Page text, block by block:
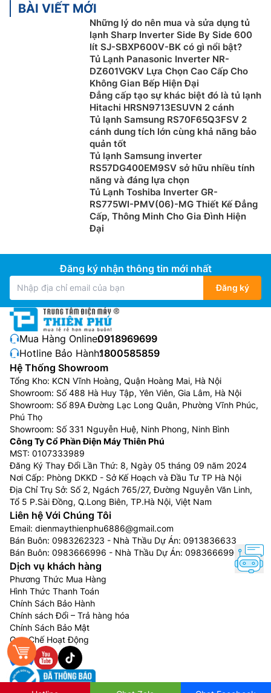
Linear Cooling™ bảo quản thực phẩm tươi
Công nghệ LinearCooling mang đến bước tiến mới
trong việc bảo quản thực phẩm với khả năng kiểm
soát nhiệt độ chính xác, duy trì mức dao động nhiệt
độ trong khoảng ±0.5 độ C, nhờ đó, giữ lại hương vị
tươi ngon lên đến 7 ngày cho thực phẩm của bạn. Với
F61BMD, bạn sẽ hoàn toàn an tâm
khi được sử dụng những thực phẩm tươi ngon nhất dù
không có thời gian đi chợ mua sắm hàng ngày.
Công nghệ làm lạnh từ cửa DoorCooling⁺™
Phía trêntủ lạnh LG giá rẻF61BMD được thiết kế các
lỗ thông hơi ở trần phía trước đưa không khí lạnh đến
thực phẩm được bảo quản trong các giá đỡ ở phía
trên, công nghệ này bắt đầu 15 giây sau khi đóng cửa
lại.
Diệt vi khuẩn và khử mùi Hygiene Fresh⁺™
Tủ lạnh LG trên 607 lít F61BMD còn được trang bị bộ
lọc kháng khuẩn, khử mùi Hygiene Fresh⁺™ loại bỏ và
ngăn sự phát triển của vi khuẩn, nấm mốc; giúp không
khí bên trong tủ luôn tươi mát, trong lành, đảm bảo an
BÀI VIẾT MỚI
Những lý do nên mua và sửa dụng tủ
lạnh Sharp Inverter Side By Side 600
lít SJ-SBXP600V-BK có gì nổi bật?
Tủ Lạnh Panasonic Inverter NR-
DZ601VGKV Lựa Chọn Cao Cấp Cho
Không Gian Bếp Hiện Đại
Đẳng cấp tạo sự khác biệt đó là tủ lạnh
Hitachi HRSN9713ESUVN 2 cánh
Tủ lạnh Samsung RS70F65Q3FSV 2
cánh dung tích lớn cùng khả năng bảo
quản tốt
Tủ lạnh Samsung inverter
RS57DG400EM9SV sở hữu nhiều tính
năng và đáng lựa chọn
Tủ Lạnh Toshiba Inverter GR-
RS775WI-PMV(06)-MG Thiết Kế Đẳng
Cấp, Thông Minh Cho Gia Đình Hiện
Đại
Đăng ký nhận thông tin mới nhất
Đăng ký
Mua Hàng Online:0918969699
Hotline Bảo Hành:1800585859
Hệ Thống Showroom
Tổng Kho: KCN Vĩnh Hoàng, Quận Hoàng Mai, Hà Nội
Showroom: Số 488 Hà Huy Tập, Yên Viên, Gia Lâm, Hà Nội
Showroom: Số 89A Đường Lạc Long Quân, Phường Vĩnh Phúc,
Phú Thọ
Showroom: Số 331 Nguyễn Huệ, Ninh Phong, Ninh Bình
Công Ty Cổ Phần Điện Máy Thiên Phú
MST: 0107333989
Đăng Ký Thay Đổi Lần Thứ: 8, Ngày 05 tháng 09 năm 2024
Nơi Cấp: Phòng DKKD - Sở Kế Hoạch và Đầu Tư TP Hà Nội
Địa Chỉ Trụ Sở: Số 2, Ngách 765/27, Đường Nguyễn Văn Linh,
Tổ 5 P.Sài Đồng, Q.Long Biên, TP.Hà Nội, Việt Nam
Liên hệ Với Chúng Tôi
Email: dienmaythienphu6886@gmail.com
Bán Buôn: 0983262323 - Nhà Thầu Dự Án: 0913836633
Bán Buôn: 0983666996 - Nhà Thầu Dự Án: 0983666996
Dịch vụ khách hàng
Phương Thức Mua Hàng
Hình Thức Thanh Toán
Chính Sách Bảo Hành
Chính sách Đổi – Trả hàng hóa
Chính Sách Bảo Mật
Quy Chế Hoạt Động